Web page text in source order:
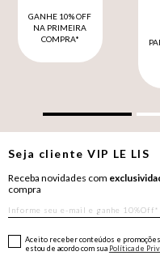
GANHE 10% OFF
NA PRIMEIRA
COMPRA*
Seja clienteVIP LE LIS
Receba novidades com
compra
Aceito receber conteúdos e
estou de acordo com sua Política de